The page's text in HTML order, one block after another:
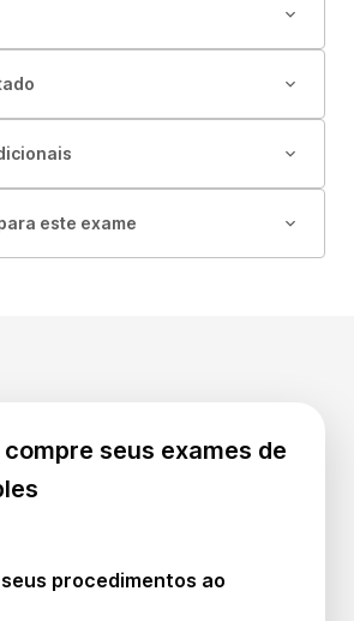
este exame
seus exames de
procedimentos ao